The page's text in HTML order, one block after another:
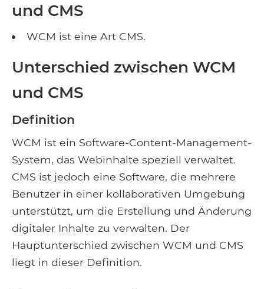
und CMS
WCM ist eine Art CMS.
Unterschied zwischen WCM
und CMS
Definition
WCM ist ein Software-Content-Management-
System, das Webinhalte speziell verwaltet.
CMS ist jedoch eine Software, die mehrere
Benutzer in einer kollaborativen Umgebung
unterstützt, um die Erstellung und Änderung
digitaler Inhalte zu verwalten. Der
Hauptunterschied zwischen WCM und CMS
liegt in dieser Definition.